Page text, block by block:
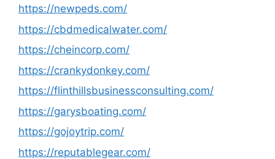
https://newpeds.com/
https://cbdmedicalwater.com/
https://cheincorp.com/
https://crankydonkey.com/
https://flinthillsbusinessconsulting.com/
https://garysboating.com/
https://gojoytrip.com/
https://reputablegear.com/